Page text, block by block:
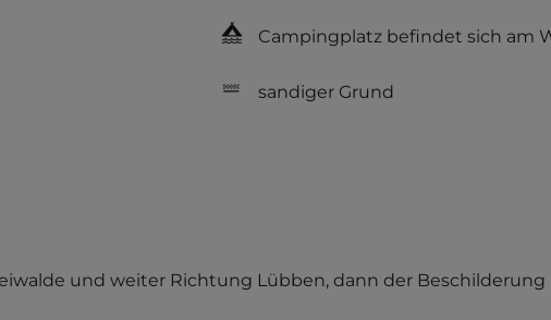
Campingplatz befindet sich am
sandiger Grund
und weiter Richtung Lübben, dann der